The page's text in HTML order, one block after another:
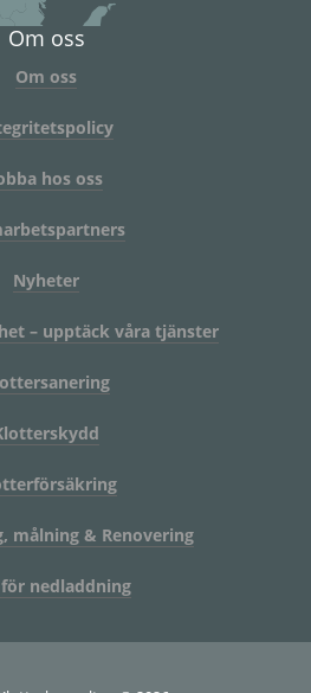
Om oss
Om oss
hos oss
Nyheter
– upptäck våra tjänster
målning & Renovering
nedladdning